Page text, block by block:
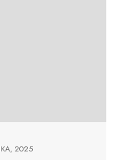
2025